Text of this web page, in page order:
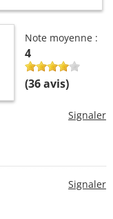
Note moyenne :
4
(36avis)
Signaler
Signaler